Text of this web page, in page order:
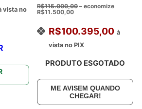
vista no
R$115.000,00– economize
R$11.500,00
R$100.395,00 à
vista no PIX
PRODUTO ESGOTADO
ME AVISEM QUANDO
CHEGAR!